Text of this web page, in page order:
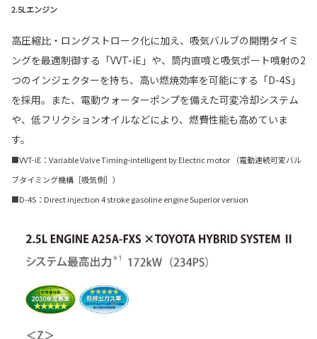
2.5Lエンジン
高圧縮比・ロングストローク化に加え、吸気バルブの開閉タイミ
ングを最適制御する「VVT-iE」や、筒内直噴と吸気ポート噴射の2
つのインジェクターを持ち、高い燃焼効率を可能にする「D-4S」
を採用。また、電動ウォーターポンプを備えた可変冷却システム
や、低フリクションオイルなどにより、燃費性能も高めていま
す。
■VVT-iE：Variable Valve Timing-intelligent by Electric motor （電動連続可変バル
ブタイミング機構［吸気側］）
■D-4S：Direct injection 4 stroke gasoline engine Superior version